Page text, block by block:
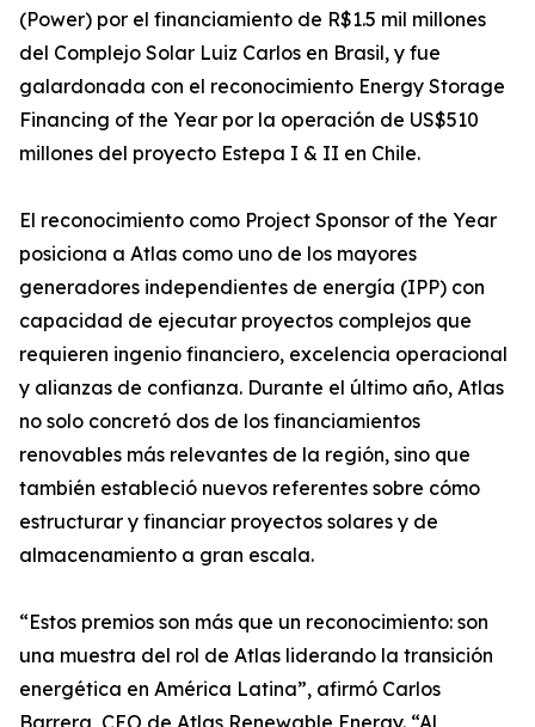
(Power) por el financiamiento de R$1.5 mil millones
del Complejo Solar Luiz Carlos en Brasil, y fue
galardonada con el reconocimiento Energy Storage
Financing of the Year por la operación de US$510
millones del proyecto Estepa I & II en Chile.
El reconocimiento como Project Sponsor of the Year
posiciona a Atlas como uno de los mayores
generadores independientes de energía (IPP) con
capacidad de ejecutar proyectos complejos que
requieren ingenio financiero, excelencia operacional
y alianzas de confianza. Durante el último año, Atlas
no solo concretó dos de los financiamientos
renovables más relevantes de la región, sino que
también estableció nuevos referentes sobre cómo
estructurar y financiar proyectos solares y de
almacenamiento a gran escala.
“Estos premios son más que un reconocimiento: son
una muestra del rol de Atlas liderando la transición
energética en América Latina”, afirmó Carlos